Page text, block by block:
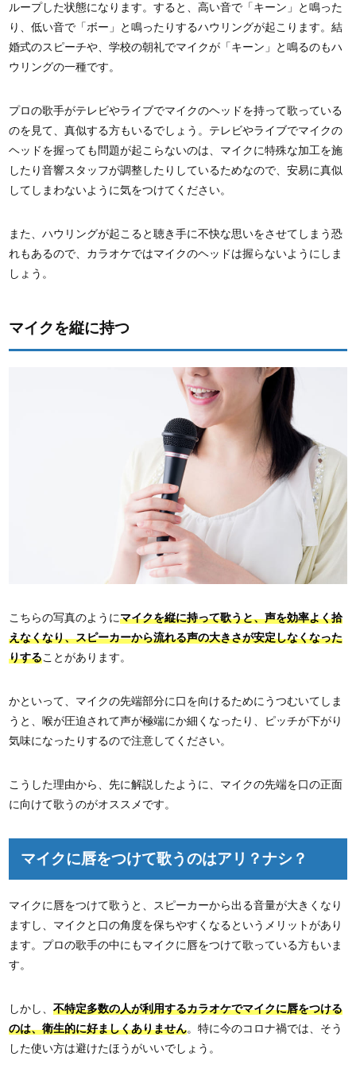
ループした状態になります。すると、高い音で「キーン」と鳴った
り、低い音で「ボー」と鳴ったりするハウリングが起こります。結
婚式のスピーチや、学校の朝礼でマイクが「キーン」と鳴るのもハ
ウリングの一種です。
プロの歌手がテレビやライブでマイクのヘッドを持って歌っている
のを見て、真似する方もいるでしょう。テレビやライブでマイクの
ヘッドを握っても問題が起こらないのは、マイクに特殊な加工を施
したり音響スタッフが調整したりしているためなので、安易に真似
してしまわないように気をつけてください。
また、ハウリングが起こると聴き手に不快な思いをさせてしまう恐
れもあるので、カラオケではマイクのヘッドは握らないようにしま
しょう。
マイクを縦に持つ
こちらの写真のようにマイクを縦に持って歌うと、声を効率よく拾
えなくなり、スピーカーから流れる声の大きさが安定しなくなった
りすることがあります。
かといって、マイクの先端部分に口を向けるためにうつむいてしま
うと、喉が圧迫されて声が極端にか細くなったり、ピッチが下がり
気味になったりするので注意してください。
こうした理由から、先に解説したように、マイクの先端を口の正面
に向けて歌うのがオススメです。
マイクに唇をつけて歌うのはアリ？ナシ？
マイクに唇をつけて歌うと、スピーカーから出る音量が大きくなり
ますし、マイクと口の角度を保ちやすくなるというメリットがあり
ます。プロの歌手の中にもマイクに唇をつけて歌っている方もいま
す。
しかし、不特定多数の人が利用するカラオケでマイクに唇をつける
のは、衛生的に好ましくありません。特に今のコロナ禍では、そう
した使い方は避けたほうがいいでしょう。